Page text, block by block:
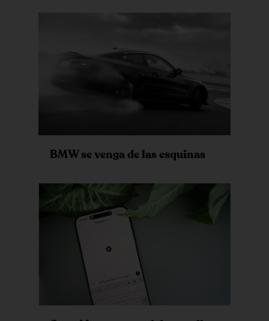
BMW se venga de las esquinas